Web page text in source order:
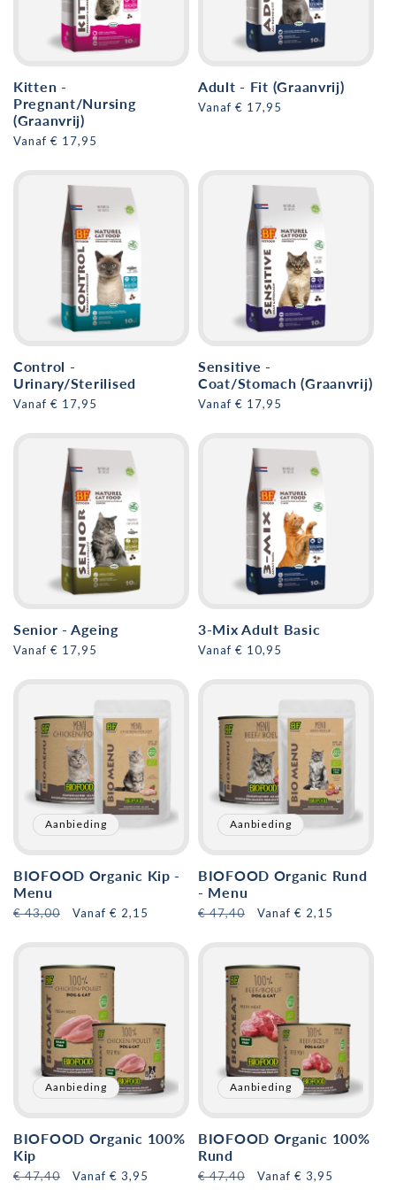
i
e
:
Kitten -
Pregnant/Nursing
(Graanvrij)
Normale
Vanaf € 17,95
Adult - Fit (Graanvrij)
Normale
Vanaf € 17,95
Control -
Urinary/Sterilised
Normale
Vanaf € 17,95
Sensitive -
Coat/Stomach (Graanvrij)
Normale
Vanaf € 17,95
Senior - Ageing
Normale
Vanaf € 17,95
3-Mix Adult Basic
Normale
Vanaf € 10,95
Aanbieding
BIOFOOD Organic Kip -
Menu
Normale
€ 43,00 Aanbiedingsprijs
Vanaf € 2,15
Aanbieding
BIOFOOD Organic Rund
- Menu
Normale
€ 47,40 Aanbiedingsprijs
Vanaf € 2,15
Aanbieding
BIOFOOD Organic 100%
Kip
Normale
€ 47,40 Aanbiedingsprijs
Vanaf € 3,95
Aanbieding
BIOFOOD Organic 100%
Rund
Normale
€ 47,40 Aanbiedingsprijs
Vanaf € 3,95